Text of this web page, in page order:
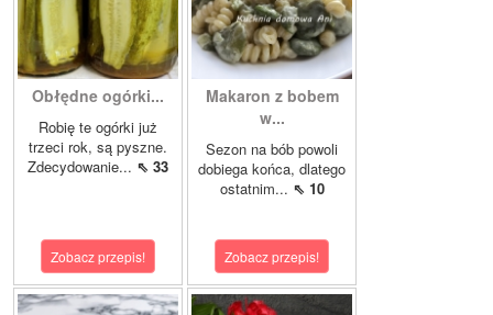
Obłędne ogórki...
Robię te ogórki już
trzeci rok, są pyszne.
Zdecydowanie... ⇖ 33
Zobacz przepis!
Makaron z bobem
w...
Sezon na bób powoli
dobiega końca, dlatego
ostatnim... ⇖ 10
Zobacz przepis!